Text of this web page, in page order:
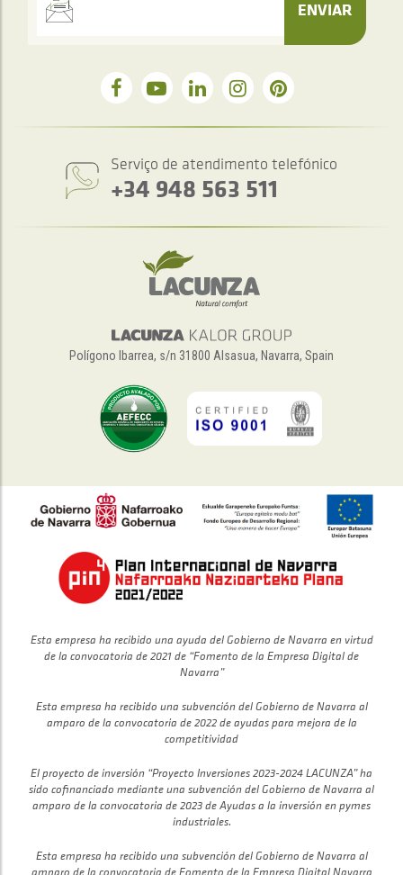
ENVIAR
Serviço de atendimento telefónico
+34 948 563 511
Polígono Ibarrea, s/n 31800 Alsasua, Navarra, Spain
Esta empresa ha recibido una ayuda del Gobierno de Navarra en virtud
de la convocatoria de 2021 de “Fomento de la Empresa Digital de
Navarra”
Esta empresa ha recibido una subvención del Gobierno de Navarra al
amparo de la convocatoria de 2022 de ayudas para mejora de la
competitividad
El proyecto de inversión “Proyecto Inversiones 2023-2024 LACUNZA” ha
sido cofinanciado mediante una subvención del Gobierno de Navarra al
amparo de la convocatoria de 2023 de Ayudas a la inversión en pymes
industriales.
Esta empresa ha recibido una subvención del Gobierno de Navarra al
amparo de la convocatoria de Fomento de la Empresa Digital Navarra